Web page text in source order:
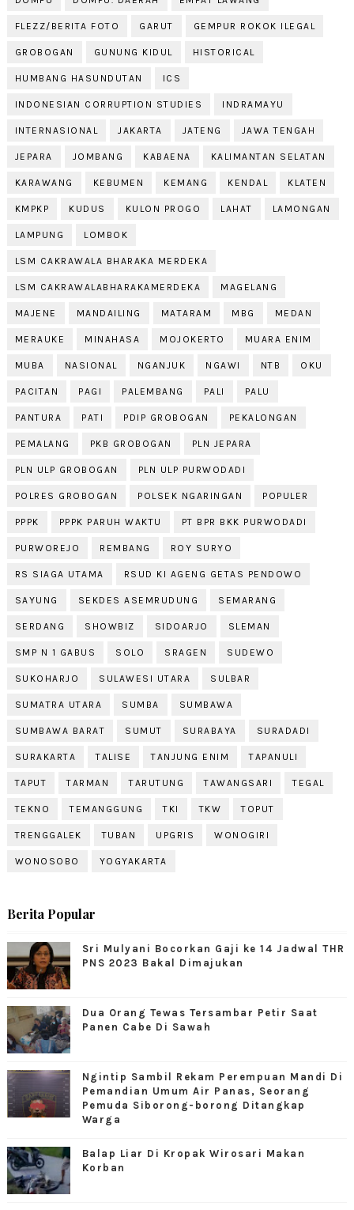
FLEZZ/BERITA FOTO GARUT GEMPUR ROKOK ILEGAL
GROBOGAN GUNUNG KIDUL HISTORICAL
HUMBANG HASUNDUTAN ICS
INDONESIAN CORRUPTION STUDIES INDRAMAYU
INTERNASIONAL JAKARTA JATENG JAWA TENGAH
JEPARA JOMBANG KABAENA KALIMANTAN SELATAN
KARAWANG KEBUMEN KEMANG KENDAL KLATEN
KMPKP KUDUS KULON PROGO LAHAT LAMONGAN
LAMPUNG LOMBOK
LSM CAKRAWALA BHARAKA MERDEKA
LSM CAKRAWALABHARAKAMERDEKA MAGELANG
MAJENE MANDAILING MATARAM MBG MEDAN
MERAUKE MINAHASA MOJOKERTO MUARA ENIM
MUBA NASIONAL NGANJUK NGAWI NTB OKU
PACITAN PAGI PALEMBANG PALI PALU
PANTURA PATI PDIP GROBOGAN PEKALONGAN
PEMALANG PKB GROBOGAN PLN JEPARA
PLN ULP GROBOGAN PLN ULP PURWODADI
POLRES GROBOGAN POLSEK NGARINGAN POPULER
PPPK PPPK PARUH WAKTU PT BPR BKK PURWODADI
PURWOREJO REMBANG ROY SURYO
RS SIAGA UTAMA RSUD KI AGENG GETAS PENDOWO
SAYUNG SEKDES ASEMRUDUNG SEMARANG
SERDANG SHOWBIZ SIDOARJO SLEMAN
SMP N 1 GABUS SOLO SRAGEN SUDEWO
SUKOHARJO SULAWESI UTARA SULBAR
SUMATRA UTARA SUMBA SUMBAWA
SUMBAWA BARAT SUMUT SURABAYA SURADADI
SURAKARTA TALISE TANJUNG ENIM TAPANULI
TAPUT TARMAN TARUTUNG TAWANGSARI TEGAL
TEKNO TEMANGGUNG TKI TKW TOPUT
TRENGGALEK TUBAN UPGRIS WONOGIRI
WONOSOBO YOGYAKARTA
Berita Popular
Sri Mulyani Bocorkan Gaji ke 14 Jadwal THR
PNS 2023 Bakal Dimajukan
Dua Orang Tewas Tersambar Petir Saat
Panen Cabe Di Sawah
Ngintip Sambil Rekam Perempuan Mandi Di
Pemandian Umum Air Panas, Seorang
Pemuda Siborong-borong Ditangkap
Warga
Balap Liar Di Kropak Wirosari Makan
Korban